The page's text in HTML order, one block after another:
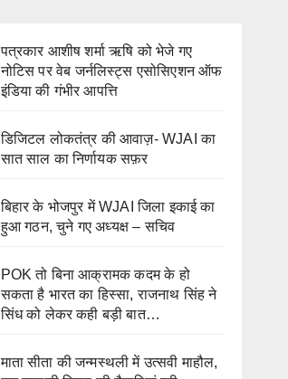
पत्रकार आशीष शर्मा ऋषि को भेजे गए
नोटिस पर वेब जर्नलिस्ट्स एसोसिएशन ऑफ
इंडिया की गंभीर आपत्ति
डिजिटल लोकतंत्र की आवाज़- WJAI का
सात साल का निर्णायक सफ़र
बिहार के भोजपुर में WJAI जिला इकाई का
हुआ गठन, चुने गए अध्यक्ष – सचिव
POK तो बिना आक्रामक कदम के हो
सकता है भारत का हिस्सा, राजनाथ सिंह ने
सिंध को लेकर कही बड़ी बात…
माता सीता की जन्मस्थली में उत्सवी माहौल,